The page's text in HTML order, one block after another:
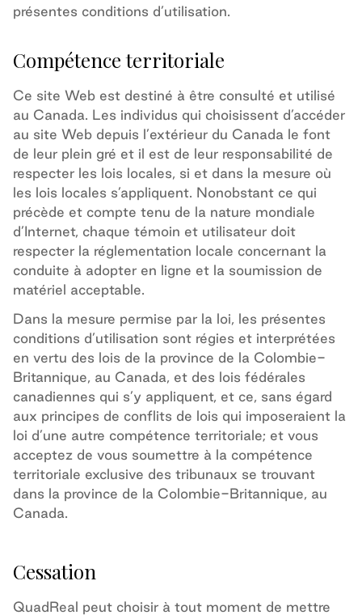
présentes conditions d’utilisation.
Compétence territoriale
Ce site Web est destiné à être consulté et utilisé
au Canada. Les individus qui choisissent d’accéder
au site Web depuis l’extérieur du Canada le font
de leur plein gré et il est de leur responsabilité de
respecter les lois locales, si et dans la mesure où
les lois locales s’appliquent. Nonobstant ce qui
précède et compte tenu de la nature mondiale
d’Internet, chaque témoin et utilisateur doit
respecter la réglementation locale concernant la
conduite à adopter en ligne et la soumission de
matériel acceptable.
Dans la mesure permise par la loi, les présentes
conditions d’utilisation sont régies et interprétées
en vertu des lois de la province de la Colombie-
Britannique, au Canada, et des lois fédérales
canadiennes qui s’y appliquent, et ce, sans égard
aux principes de conflits de lois qui imposeraient la
loi d’une autre compétence territoriale; et vous
acceptez de vous soumettre à la compétence
territoriale exclusive des tribunaux se trouvant
dans la province de la Colombie-Britannique, au
Canada.
Cessation
QuadReal peut choisir à tout moment de mettre